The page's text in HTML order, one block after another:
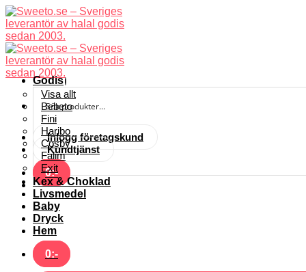
Skip
to
content
Inlogg företagskund
Kundtjänst
0:-
Godis
Visa allt
Bebeto
Fini
Haribo
Cosby
Falim
Exit
Kex & Choklad
Livsmedel
Baby
Dryck
Hem
0:-